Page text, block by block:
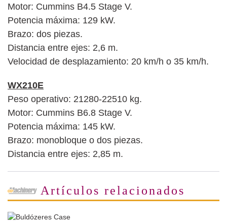
Motor: Cummins B4.5 Stage V.
Potencia máxima: 129 kW.
Brazo: dos piezas.
Distancia entre ejes: 2,6 m.
Velocidad de desplazamiento: 20 km/h o 35 km/h.
WX210E
Peso operativo: 21280-22510 kg.
Motor: Cummins B6.8 Stage V.
Potencia máxima: 145 kW.
Brazo: monobloque o dos piezas.
Distancia entre ejes: 2,85 m.
Artículos relacionados